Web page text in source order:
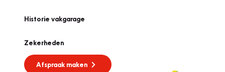
Historie vakgarage
Zekerheden
Afspraak maken